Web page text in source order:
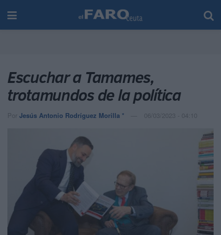
Escuchar a Tamames,
trotamundos de la política
Por Jesús Antonio Rodríguez Morilla * 06/03/2023 - 04:10